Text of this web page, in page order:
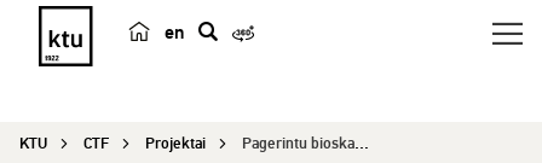
en
e
KTU CTF Projektai Pagerintu bioskaidumu pasižyminčios žaliosios te...